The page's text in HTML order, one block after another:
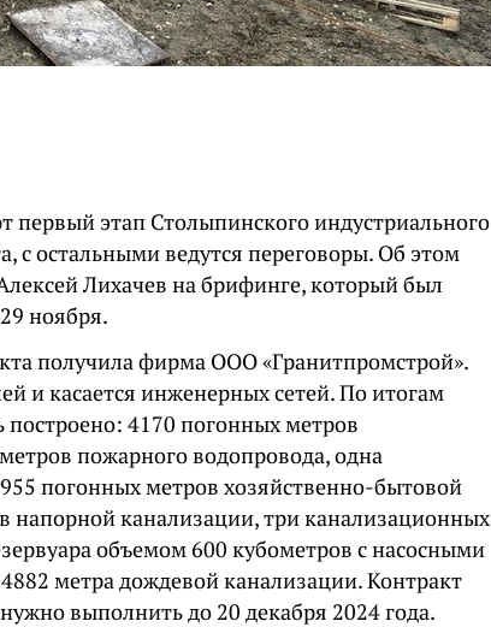
первый этап Столыпинского индустриального
с остальными ведутся переговоры. Об этом
Лихачев на брифинге, который был
ноября.
получила фирма ООО «Гранитпромстрой».
и касается инженерных сетей. По итогам
4170 погонных метров
пожарного водопровода, одна
погонных метров хозяйственно-бытовой
напорной канализации, три канализационных
объемом 600 кубометров с насосными
метра дождевой канализации. Контракт
выполнить до 20 декабря 2024 года.